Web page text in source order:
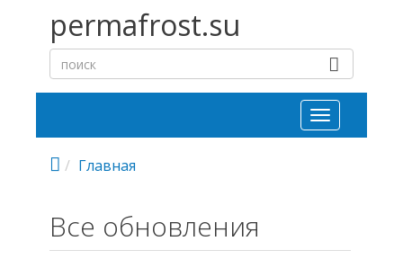
Перейти к основному содержанию
permafrost.su
Toggle
navigation
Главная
Все обновления